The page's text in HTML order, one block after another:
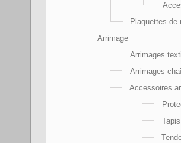
Plaquettes de
Arrimage
Arrimages
Arrimages
Accessoires